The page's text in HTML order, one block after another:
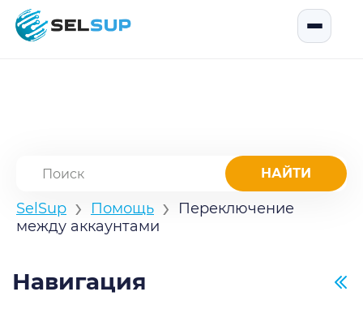
SelSup
SelSup › Помощь ›
Переключение
между аккаунтами
Навигация